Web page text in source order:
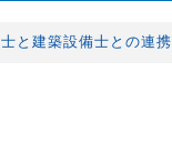
と建築設備士との連